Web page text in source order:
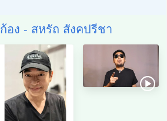
ก้อง - สหรัถ สังคปรีชา